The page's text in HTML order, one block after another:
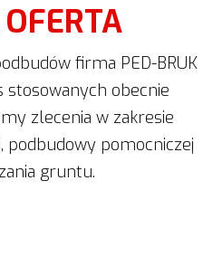
firma PED-BRUK
stosowanych obecnie
zlecenia w zakresie
podbudowy pomocniczej
gruntu.